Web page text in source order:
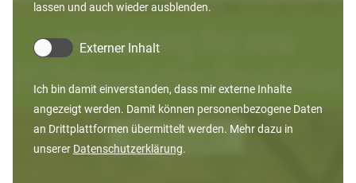
lassen und auch wieder ausblenden.
Externer Inhalt
Ich bin damit einverstanden, dass mir externe Inhalte
angezeigt werden. Damit können personenbezogene Daten
an Drittplattformen übermittelt werden. Mehr dazu in
unserer Datenschutzerklärung.